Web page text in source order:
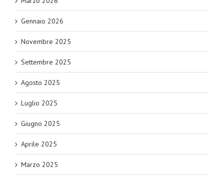
Gennaio 2026
Novembre 2025
Settembre 2025
Agosto 2025
Luglio 2025
Giugno 2025
Aprile 2025
Marzo 2025